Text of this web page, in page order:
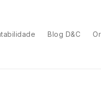
Blog D&C